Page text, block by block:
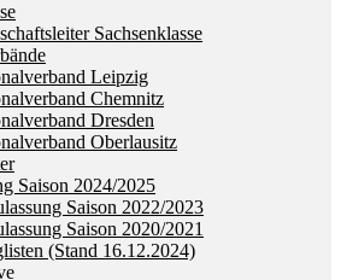
Sachsenklasse
Leipzig
Chemnitz
Dresden
Oberlausitz
Saison 2024/2025
Saison 2022/2023
Saison 2020/2021
(Stand 16.12.2024)